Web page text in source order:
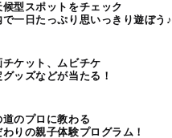
候型スポットをチェック
で一日たっぷり思いっきり遊ぼう♪
チケット、ムビチケ
グッズなどが当たる！
道のプロに教わる
わりの親子体験プログラム！